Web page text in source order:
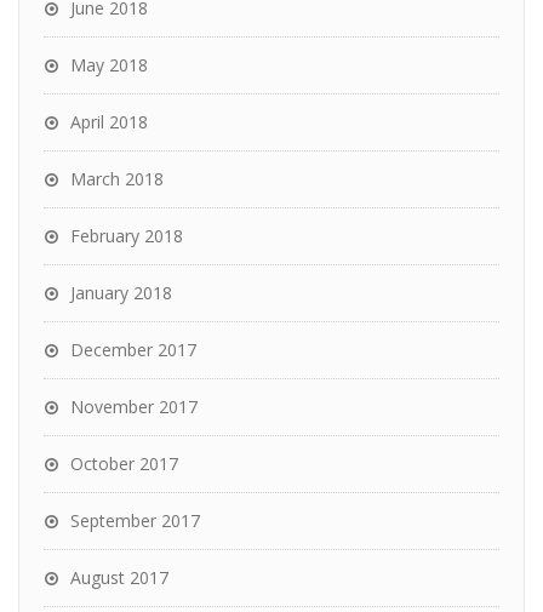
June 2018
May 2018
April 2018
March 2018
February 2018
January 2018
December 2017
November 2017
October 2017
September 2017
August 2017